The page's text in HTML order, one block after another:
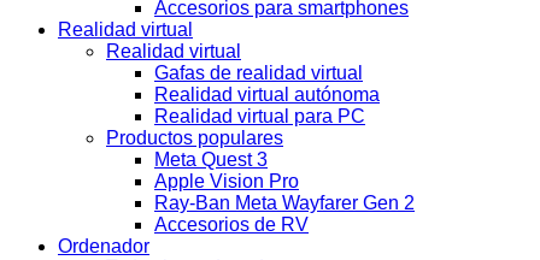
Accesorios para smartphones
Realidad virtual
Realidad virtual
Gafas de realidad virtual
Realidad virtual autónoma
Realidad virtual para PC
Productos populares
Meta Quest 3
Apple Vision Pro
Ray-Ban Meta Wayfarer Gen 2
Accesorios de RV
Ordenador